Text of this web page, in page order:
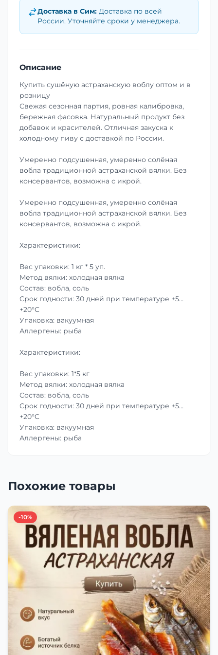
Доставка в Сим: Доставка по всей
России. Уточняйте сроки у менеджера.
Описание
Купить сушёную астраханскую воблу оптом и в
розницу
Свежая сезонная партия, ровная калибровка,
бережная фасовка. Натуральный продукт без
добавок и красителей. Отличная закуска к
холодному пиву с доставкой по России.
Умеренно подсушенная, умеренно солёная
вобла традиционной астраханской вялки. Без
консервантов, возможна с икрой.
Умеренно подсушенная, умеренно солёная
вобла традиционной астраханской вялки. Без
консервантов, возможна с икрой.
Характеристики:
Вес упаковки: 1 кг * 5 уп.
Метод вялки: холодная вялка
Состав: вобла, соль
Срок годности: 30 дней при температуре +5…
+20°C
Упаковка: вакуумная
Аллергены: рыба
Характеристики:
Вес упаковки: 1*5 кг
Метод вялки: холодная вялка
Состав: вобла, соль
Срок годности: 30 дней при температуре +5…
+20°C
Упаковка: вакуумная
Аллергены: рыба
Похожие товары
-10%